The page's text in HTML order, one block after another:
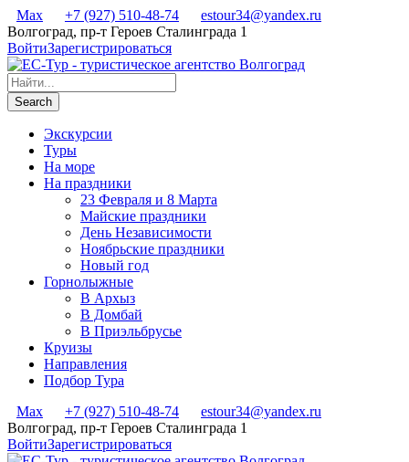
Max +7 (927) 510-48-74
estour34@yandex.ru
Волгоград, пр-т Героев Сталинграда 1
ВойтиЗарегистрироваться
Экскурсии
Туры
На море
На праздники
23 Февраля и 8 Марта
Майские праздники
День Независимости
Ноябрьские праздники
Новый год
Горнолыжные
В Архыз
В Домбай
В Приэльбрусье
Круизы
Направления
Подбор Тура
Max
+7 (927) 510-48-74
estour34@yandex.ru
Волгоград, пр-т Героев Сталинграда 1
ВойтиЗарегистрироваться